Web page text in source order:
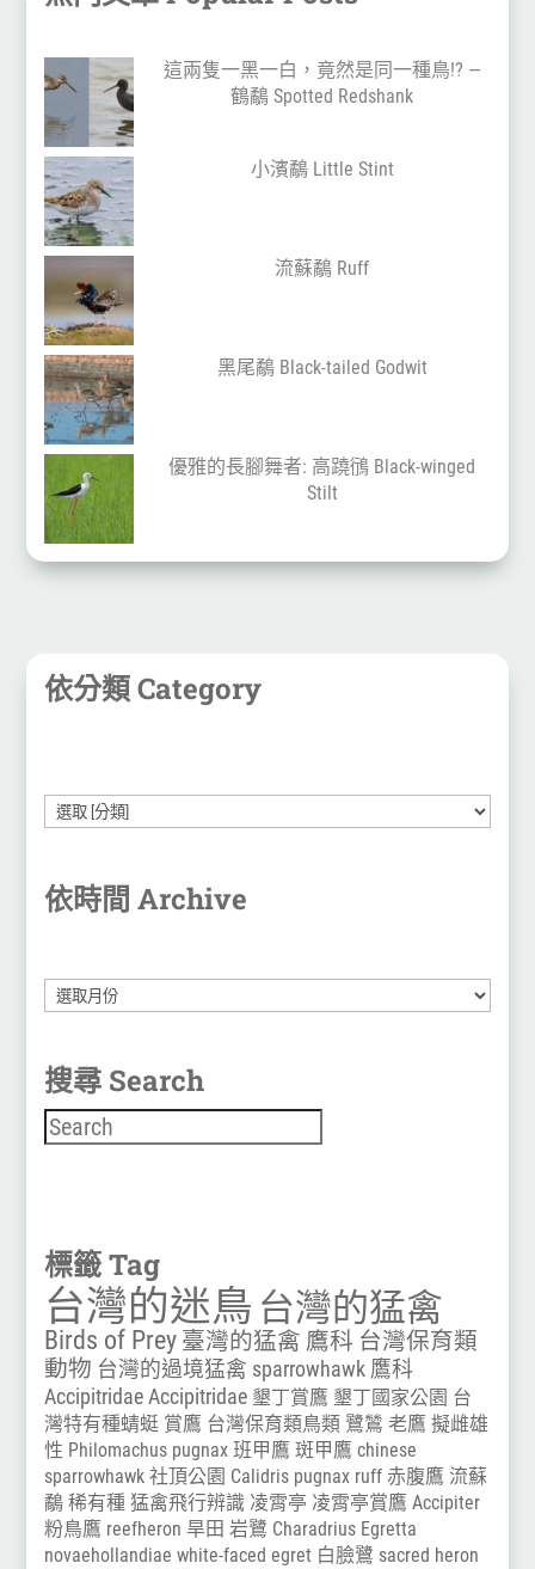
這兩隻一黑一白，竟然是同一種鳥!? —
鶴鷸 Spotted Redshank
小濱鷸 Little Stint
流蘇鷸 Ruff
黑尾鷸 Black-tailed Godwit
優雅的長腳舞者: 高蹺鴴 Black-winged
Stilt
依分類 Category
依時間 Archive
彙
整
搜尋 Search
搜尋
標籤 Tag
台灣的迷鳥 台灣的猛禽
Birds of Prey 臺灣的猛禽 鷹科 台灣保育類
動物 台灣的過境猛禽 sparrowhawk 鷹科
Accipitridae Accipitridae 墾丁賞鷹 墾丁國家公園 台
灣特有種蜻蜓 賞鷹 台灣保育類鳥類 鷺鷥 老鷹 擬雌雄
性 Philomachus pugnax 班甲鷹 斑甲鷹 chinese
sparrowhawk 社頂公園 Calidris pugnax ruff 赤腹鷹 流蘇
鷸 稀有種 猛禽飛行辨識 凌霄亭 凌霄亭賞鷹 Accipiter
粉鳥鷹 reefheron 旱田 岩鷺 Charadrius Egretta
novaehollandiae white-faced egret 白臉鷺 sacred heron